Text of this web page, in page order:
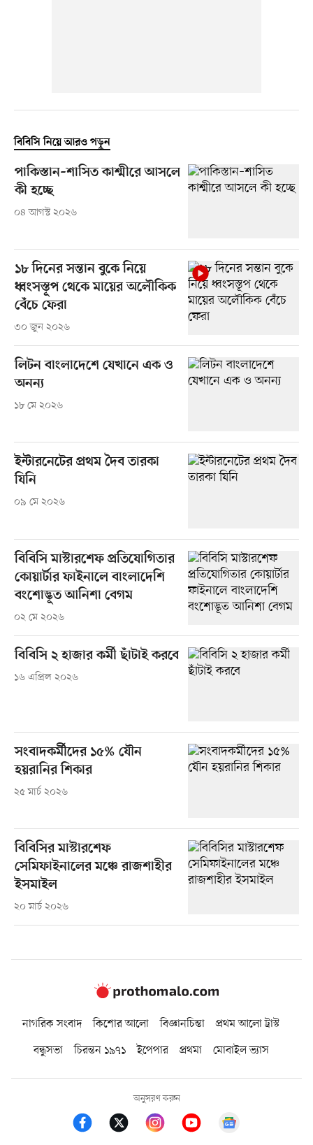
বিবিসি নিয়ে আরও পড়ুন
পাকিস্তান–শাসিত কাশ্মীরে আসলে
কী হচ্ছে
০৪ আগস্ট ২০২৬
১৮ দিনের সন্তান বুকে নিয়ে
ধ্বংসস্তূপ থেকে মায়ের অলৌকিক
বেঁচে ফেরা
৩০ জুন ২০২৬
লিটন বাংলাদেশে যেখানে এক ও
অনন্য
১৮ মে ২০২৬
ইন্টারনেটের প্রথম দৈব তারকা
যিনি
০৯ মে ২০২৬
বিবিসি মাস্টারশেফ প্রতিযোগিতার
কোয়ার্টার ফাইনালে বাংলাদেশি
বংশোদ্ভূত আনিশা বেগম
০২ মে ২০২৬
বিবিসি ২ হাজার কর্মী ছাঁটাই করবে
১৬ এপ্রিল ২০২৬
সংবাদকর্মীদের ১৫% যৌন
হয়রানির শিকার
২৫ মার্চ ২০২৬
বিবিসির মাস্টারশেফ
সেমিফাইনালের মঞ্চে রাজশাহীর
ইসমাইল
২০ মার্চ ২০২৬
নাগরিক সংবাদ কিশোর আলো বিজ্ঞানচিন্তা
প্রথম আলো ট্রাস্ট
বন্ধুসভা
চিরন্তন ১৯৭১ ইপেপার প্রথমা মোবাইল ভ্যাস
অনুসরণ করুন